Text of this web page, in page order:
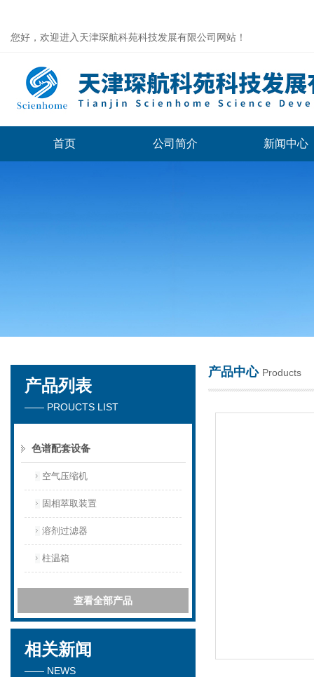
您好，欢迎进入天津琛航科苑科技发展有限公司网站！
天津琛航科苑科技发展有限公司
首页 公司简介 新闻中心
产品列表
—— PROUCTS LIST
色谱配套设备
空气压缩机
固相萃取装置
溶剂过滤器
柱温箱
查看全部产品
相关新闻
—— NEWS
产品中心 Products